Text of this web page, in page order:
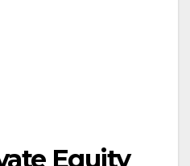
Equity